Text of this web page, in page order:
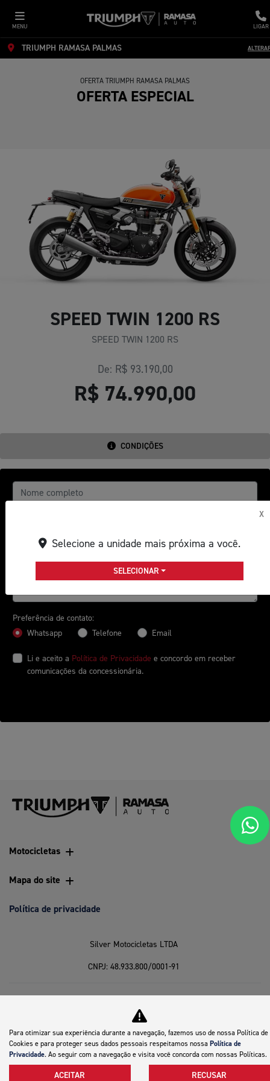
MENU LIGAR
TRIUMPH RAMASA PALMAS
OFERTA TRIUMPH RAMASA PALMAS
OFERTA ESPECIAL
SPEED TWIN 1200 RS
SPEED TWIN 1200 RS
De: R$ 93.190,00
R$ 74.990,00
CONDIÇÕES
Preferência de contato:
Whatsapp
Telefone Email
Li e aceito a Política de Privacidade e concordo em receber
comunicações da concessionária.
Motocicletas
Mapa do site
Política de privacidade
Silver Motocicletas LTDA
CNPJ: 48.933.800/0001-91
Desacelere. Seu bem maior é a vida.
Desenvolvido pela DEALERSPACE ® Direitos Reservados.
X
Selecione a unidade mais próxima a você.
SELECIONAR
Para otimizar sua experiência durante a navegação, fazemos uso de nossa Política de
Cookies e para proteger seus dados pessoais respeitamos nossa Política de
Privacidade. Ao seguir com a navegação e visita você concorda com nossas Políticas.
ACEITAR RECUSAR